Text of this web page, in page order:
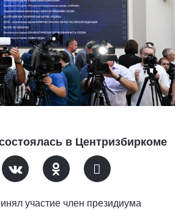
в Центризбиркоме
участие член президиума